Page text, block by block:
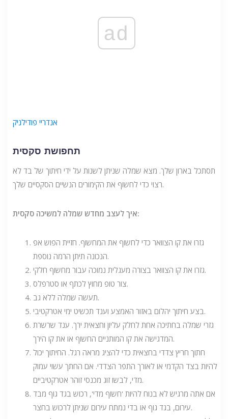
ad
אנדריי פודילניק
תחפושת סקסית
תסתכל בארון שלך. מצא שמלה שניתן לשנות על ידי חיתוך של בד לא
רצוי כדי לחשוף את הקימורים הנשיים הסקסיים שלך.
איך לעצב מחדש שמלה למשיכה סקסית:
גזרו את קו הצוואר כדי לחשוף את המחשוף. חזיית הפוש אפ
הנכונה תיתן הרמה נוספת.
גזרו את קו הצוואר בצורה מעגלית נמוכה עבור מחשוף חלקי.
צור טופ מחוץ לכתף או סטרפלס.
תעשה שמלה ללא גב.
בצע חיתוך יהלום באזור האמצע וענד תכשיט ימי אטרקטיבי.
גזרי שמלה בחתיכה אחת לחלק עליון וחצאית ירך. ענד שרשרת
המדגישה את קו המותניים החשוף או את קו הירך.
חתוך חריץ צדדי בחצאית כדי להציג מראה רגל. החיתוך יכול
להיות בצד הקדמי או לאורך התפר הצדדי. אם החתך עשוי עמוק
מדי, לבשו זוג מכנסי זוהר אטרקטיביים.
אם אתה מרגיש לא בנוח להיות 'חשוף מדי', רכוש בגד גוף מבד
עירום, בגד גוף או בדי נמתח עירום שניתן לרכוש בחצר.